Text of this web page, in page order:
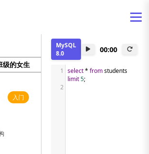
级的女生
入门
MySQL
8.0
00:00
1 select * from
students
limit 5;
2